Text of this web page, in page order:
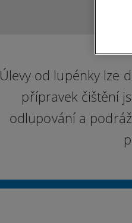
Úlevy od lupénky lze
přípravek čištění
odlupování a